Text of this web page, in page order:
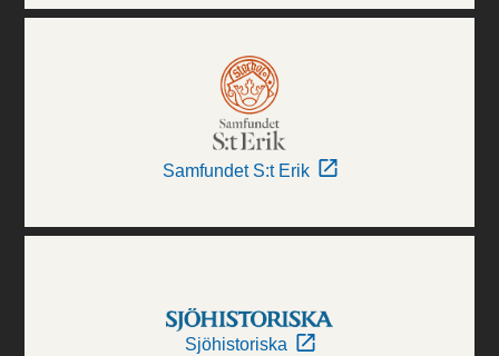
Samfundet S:t Erik
Sjöhistoriska